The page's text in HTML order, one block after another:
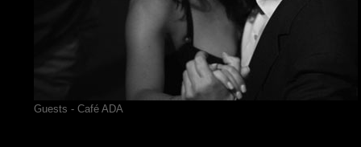
Guests - Café ADA